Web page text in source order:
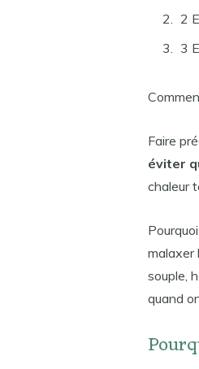
2
3
Faire
éviter
chaleur
malaxer
souple,
quand